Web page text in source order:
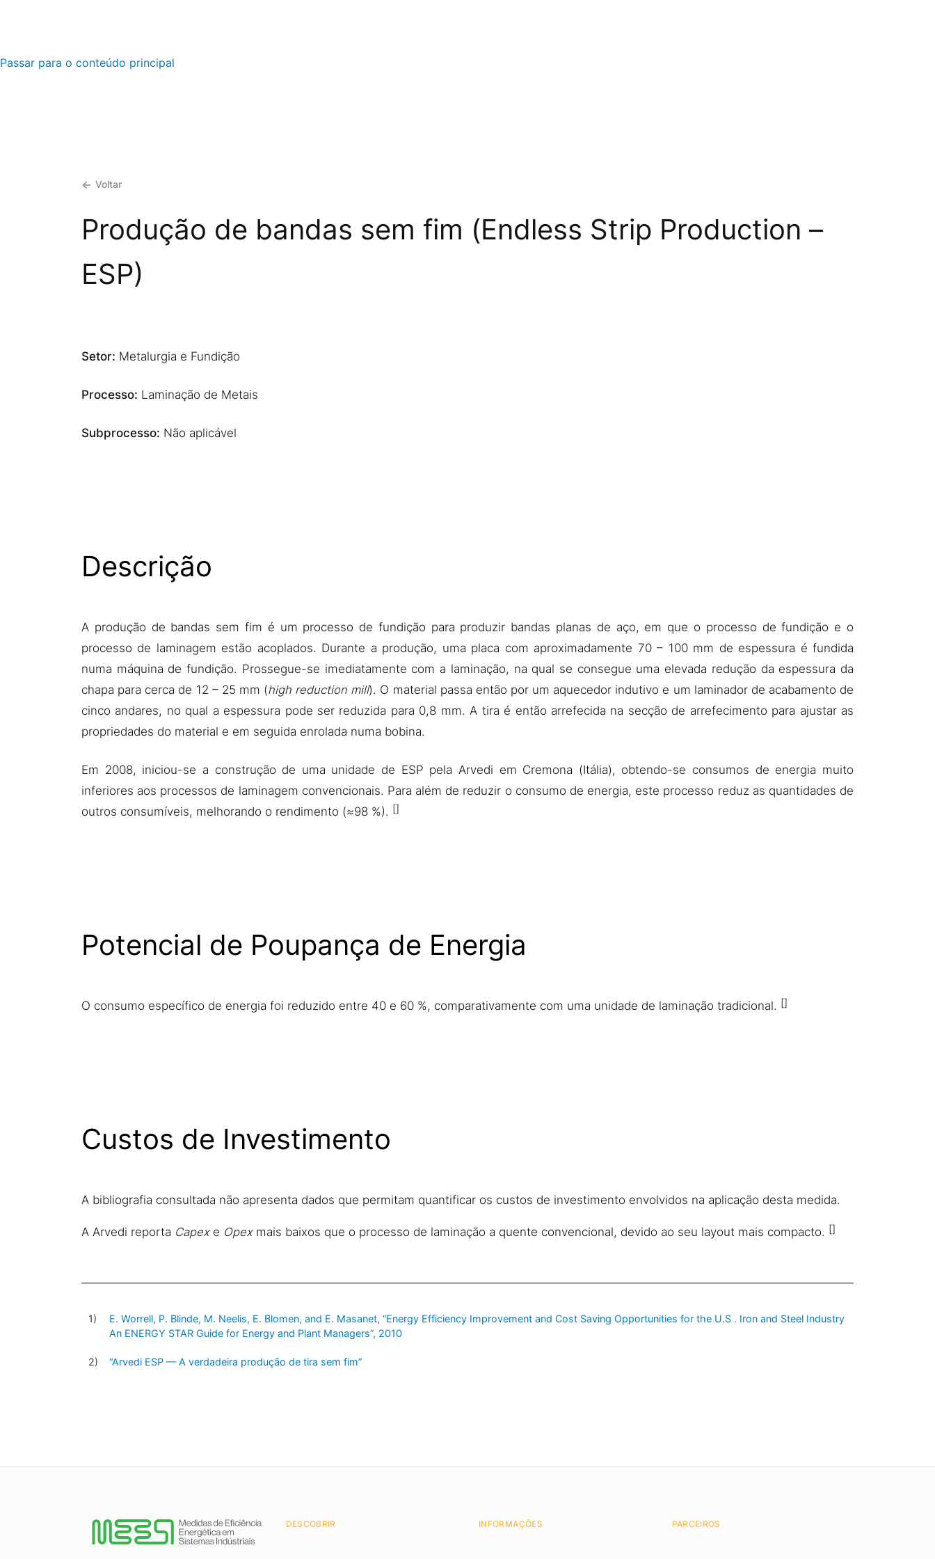
Passar para o conteúdo principal
Voltar
Produção de bandas sem fim (Endless Strip Production –
ESP)
Setor: Metalurgia e Fundição
Processo: Laminação de Metais
Subprocesso: Não aplicável
Descrição
A produção de bandas sem fim é um processo de fundição para produzir bandas planas de aço, em que o processo de fundição e o
processo de laminagem estão acoplados. Durante a produção, uma placa com aproximadamente 70 – 100 mm de espessura é fundida
numa máquina de fundição. Prossegue-se imediatamente com a laminação, na qual se consegue uma elevada redução da espessura da
chapa para cerca de 12 – 25 mm (high reduction mill). O material passa então por um aquecedor indutivo e um laminador de acabamento de
cinco andares, no qual a espessura pode ser reduzida para 0,8 mm. A tira é então arrefecida na secção de arrefecimento para ajustar as
propriedades do material e em seguida enrolada numa bobina.
Em 2008, iniciou-se a construção de uma unidade de ESP pela Arvedi em Cremona (Itália), obtendo-se consumos de energia muito
inferiores aos processos de laminagem convencionais. Para além de reduzir o consumo de energia, este processo reduz as quantidades de
outros consumíveis, melhorando o rendimento (≈98 %).
Potencial de Poupança de Energia
O consumo específico de energia foi reduzido entre 40 e 60 %, comparativamente com uma unidade de laminação tradicional.
Custos de Investimento
A bibliografia consultada não apresenta dados que permitam quantificar os custos de investimento envolvidos na aplicação desta medida.
A Arvedi reporta Capex e Opex mais baixos que o processo de laminação a quente convencional, devido ao seu layout mais compacto.
E. Worrell, P. Blinde, M. Neelis, E. Blomen, and E. Masanet, “Energy Efficiency Improvement and Cost Saving Opportunities for the U.S . Iron and Steel Industry
An ENERGY STAR Guide for Energy and Plant Managers”, 2010
“Arvedi ESP — A verdadeira produção de tira sem fim”
DESCOBRIR INFORMAÇÕES PARCEIROS